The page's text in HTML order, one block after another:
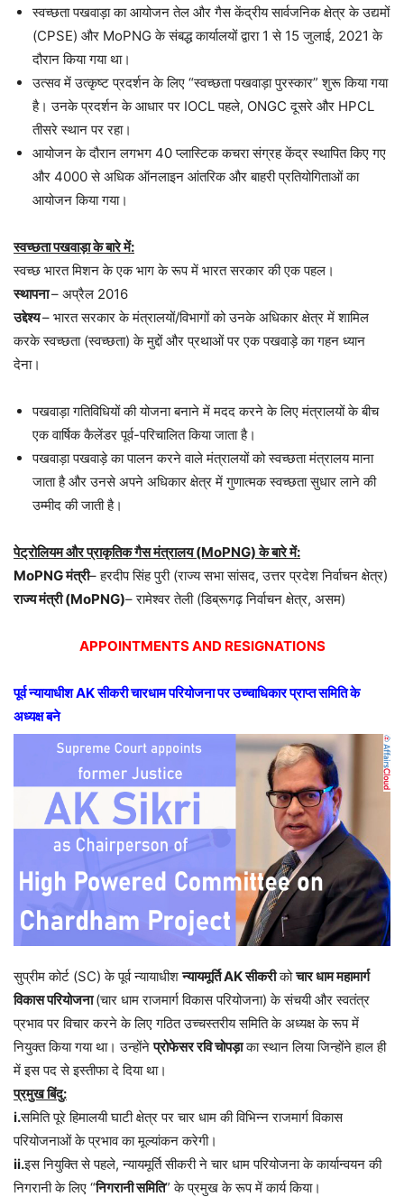
स्वच्छता पखवाड़ा का आयोजन तेल और गैस केंद्रीय सार्वजनिक क्षेत्र के उद्यमों
(CPSE) और MoPNG के संबद्ध कार्यालयों द्वारा 1 से 15 जुलाई, 2021 के
दौरान किया गया था।
उत्सव में उत्कृष्ट प्रदर्शन के लिए “स्वच्छता पखवाड़ा पुरस्कार” शुरू किया गया
है। उनके प्रदर्शन के आधार पर IOCL पहले, ONGC दूसरे और HPCL
तीसरे स्थान पर रहा।
आयोजन के दौरान लगभग 40 प्लास्टिक कचरा संग्रह केंद्र स्थापित किए गए
और 4000 से अधिक ऑनलाइन आंतरिक और बाहरी प्रतियोगिताओं का
आयोजन किया गया।
स्वच्छता पखवाड़ा के बारे में:
स्वच्छ भारत मिशन के एक भाग के रूप में भारत सरकार की एक पहल।
स्थापना– अप्रैल 2016
उद्देश्य– भारत सरकार के मंत्रालयों/विभागों को उनके अधिकार क्षेत्र में शामिल
करके स्वच्छता (स्वच्छता) के मुद्दों और प्रथाओं पर एक पखवाड़े का गहन ध्यान
देना।
पखवाड़ा गतिविधियों की योजना बनाने में मदद करने के लिए मंत्रालयों के बीच
एक वार्षिक कैलेंडर पूर्व-परिचालित किया जाता है।
पखवाड़ा पखवाड़े का पालन करने वाले मंत्रालयों को स्वच्छता मंत्रालय माना
जाता है और उनसे अपने अधिकार क्षेत्र में गुणात्मक स्वच्छता सुधार लाने की
उम्मीद की जाती है।
पेट्रोलियम और प्राकृतिक गैस मंत्रालय (MoPNG) के बारे में:
MoPNG मंत्री– हरदीप सिंह पुरी (राज्य सभा सांसद, उत्तर प्रदेश निर्वाचन क्षेत्र)
राज्य मंत्री (MoPNG)– रामेश्वर तेली (डिब्रूगढ़ निर्वाचन क्षेत्र, असम)
APPOINTMENTS AND RESIGNATIONS
पूर्व न्यायाधीश AK सीकरी चारधाम परियोजना पर उच्चाधिकार प्राप्त समिति के
अध्यक्ष बने
सुप्रीम कोर्ट (SC) के पूर्व न्यायाधीशन्यायमूर्ति AK सीकरीकोचार धाम महामार्ग
विकास परियोजना(चार धाम राजमार्ग विकास परियोजना) के संचयी और स्वतंत्र
प्रभाव पर विचार करने के लिए गठित उच्चस्तरीय समिति के अध्यक्ष के रूप में
नियुक्त किया गया था। उन्होंनेप्रोफेसर रवि चोपड़ाका स्थान लिया जिन्होंने हाल ही
में इस पद से इस्तीफा दे दिया था।
प्रमुख बिंदु:
i.समिति पूरे हिमालयी घाटी क्षेत्र पर चार धाम की विभिन्न राजमार्ग विकास
परियोजनाओं के प्रभाव का मूल्यांकन करेगी।
ii.इस नियुक्ति से पहले, न्यायमूर्ति सीकरी ने चार धाम परियोजना के कार्यान्वयन की
निगरानी के लिए “निगरानी समिति” के प्रमुख के रूप में कार्य किया।